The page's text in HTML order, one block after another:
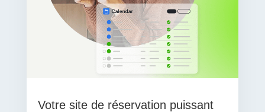
Votre site de réservation puissant